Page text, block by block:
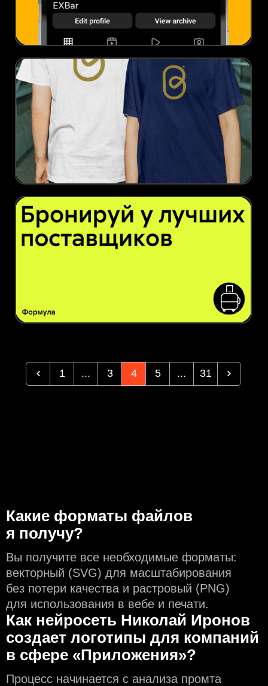
1 ... 3 4 5 ... 31
Какие форматы файлов
я получу?
Вы получите все необходимые форматы:
векторный (SVG) для масштабирования
без потери качества и растровый (PNG)
для использования в вебе и печати.
Как нейросеть Николай Иронов
создаeт логотипы для компаний
в сфере «Приложения»?
Процесс начинается с анализа промта